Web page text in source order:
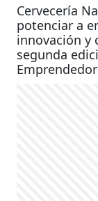
Cervecería
potenciar a
innovación y
segunda